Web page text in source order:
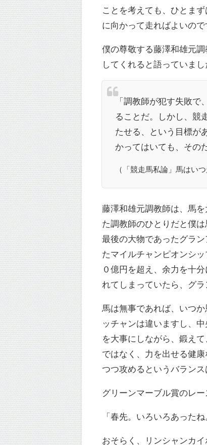
ことを考えても、ひとま
に向かって走ればよいの
僕の尊敬する藤澤和雄元
してくれると語っていまし
「調教師が犯す失敗
ることだ。しかし、競
たせる、という目標が
かってはいても、その
（「競走馬私論」馬はい
藤澤和雄元調教師は、馬
た調教師のひとりだと僕
最後の大物であったグラ
たマイルチャンピオンシ
０億円を超え、余力を十
れてしまっていたら、グ
馬は無事であれば、いつ
ッチャンは違いますし、
を大事にしながら、鍛え
ではなく、力を出せる健
つつ攻めるというバラン
グリーンマーブル賞のレ
「春先。いろいろあった
おそらく、リンシャンカ